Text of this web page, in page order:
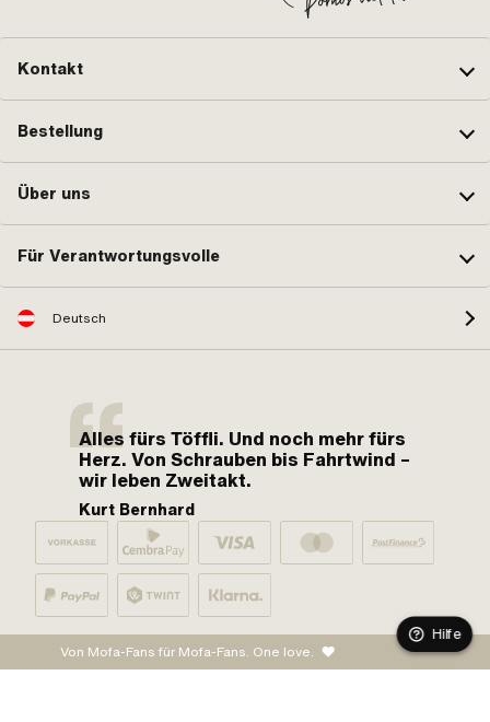
Kontakt
Bestellung
Über uns
Für Verantwortungsvolle
Deutsch
Alles fürs Töffli. Und noch mehr fürs
Herz. Von Schrauben bis Fahrtwind –
wir leben Zweitakt.
Kurt Bernhard
Von Mofa-Fans für Mofa-Fans. One love.
Hilfe